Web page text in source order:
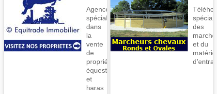
Agence
spécialisée
dans
la
vente
de
propriétés
équestres
et
haras
des
et du
matériel